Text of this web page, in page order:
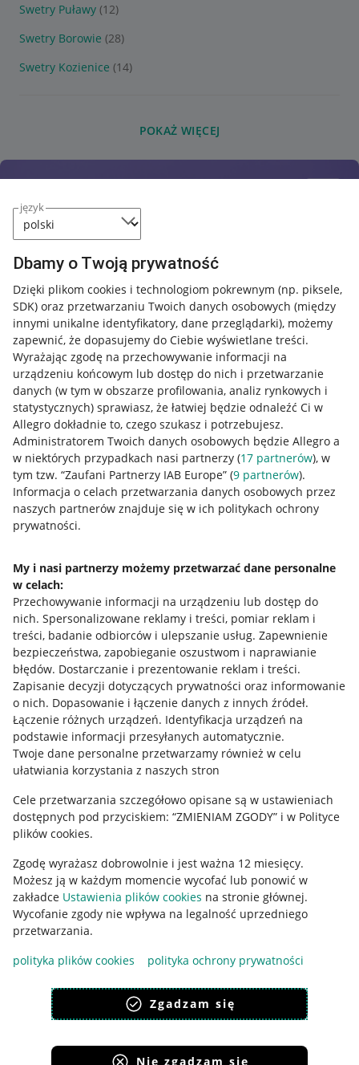
język
Dbamy o Twoją prywatność
Dzięki plikom cookies i technologiom pokrewnym (np. piksele,
SDK) oraz przetwarzaniu Twoich danych osobowych (między
innymi unikalne identyfikatory, dane przeglądarki), możemy
zapewnić, że dopasujemy do Ciebie wyświetlane treści.
Wyrażając zgodę na przechowywanie informacji na
urządzeniu końcowym lub dostęp do nich i przetwarzanie
danych (w tym w obszarze profilowania, analiz rynkowych i
statystycznych) sprawiasz, że łatwiej będzie odnaleźć Ci w
Allegro dokładnie to, czego szukasz i potrzebujesz.
Administratorem Twoich danych osobowych będzie Allegro a
w niektórych przypadkach nasi partnerzy (17 partnerów), w
tym tzw. “Zaufani Partnerzy IAB Europe” (9 partnerów).
Informacja o celach przetwarzania danych osobowych przez
naszych partnerów znajduje się w ich politykach ochrony
prywatności.
My i nasi partnerzy możemy przetwarzać dane personalne
w celach:
Przechowywanie informacji na urządzeniu lub dostęp do
nich. Spersonalizowane reklamy i treści, pomiar reklam i
treści, badanie odbiorców i ulepszanie usług. Zapewnienie
bezpieczeństwa, zapobieganie oszustwom i naprawianie
błędów. Dostarczanie i prezentowanie reklam i treści.
Zapisanie decyzji dotyczących prywatności oraz informowanie
o nich. Dopasowanie i łączenie danych z innych źródeł.
Łączenie różnych urządzeń. Identyfikacja urządzeń na
podstawie informacji przesyłanych automatycznie.
Twoje dane personalne przetwarzamy również w celu
ułatwiania korzystania z naszych stron
Cele przetwarzania szczegółowo opisane są w ustawieniach
dostępnych pod przyciskiem: “ZMIENIAM ZGODY” i w Polityce
plików cookies.
Zgodę wyrażasz dobrowolnie i jest ważna 12 miesięcy.
Możesz ją w każdym momencie wycofać lub ponowić w
zakładce Ustawienia plików cookies na stronie głównej.
Wycofanie zgody nie wpływa na legalność uprzedniego
przetwarzania.
polityka plików cookies
polityka ochrony prywatności
Zgadzam się
Nie zgadzam się
Swetry Puławy (12)
Swetry Borowie (28)
Swetry Kozienice (14)
POKAŻ WIĘCEJ
Przydatne informacje
Jak to działa
Allegro Gadane dla sprzedających
Allegro Gadane dla kupujących
Mapa miejscowości
Informacje prawne
Regulamin
Polityka plików "cookies"
Ustawienia plików "cookies"
Udostępnianie lokalizacji
Informacje dla Aktu o Usługach Cyfrowych
Pobierz aplikację